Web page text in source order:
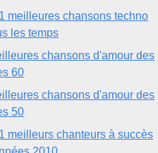
meilleures chansons techno
les temps
chansons d'amour des
60
chansons d'amour des
50
meilleurs chanteurs à succès